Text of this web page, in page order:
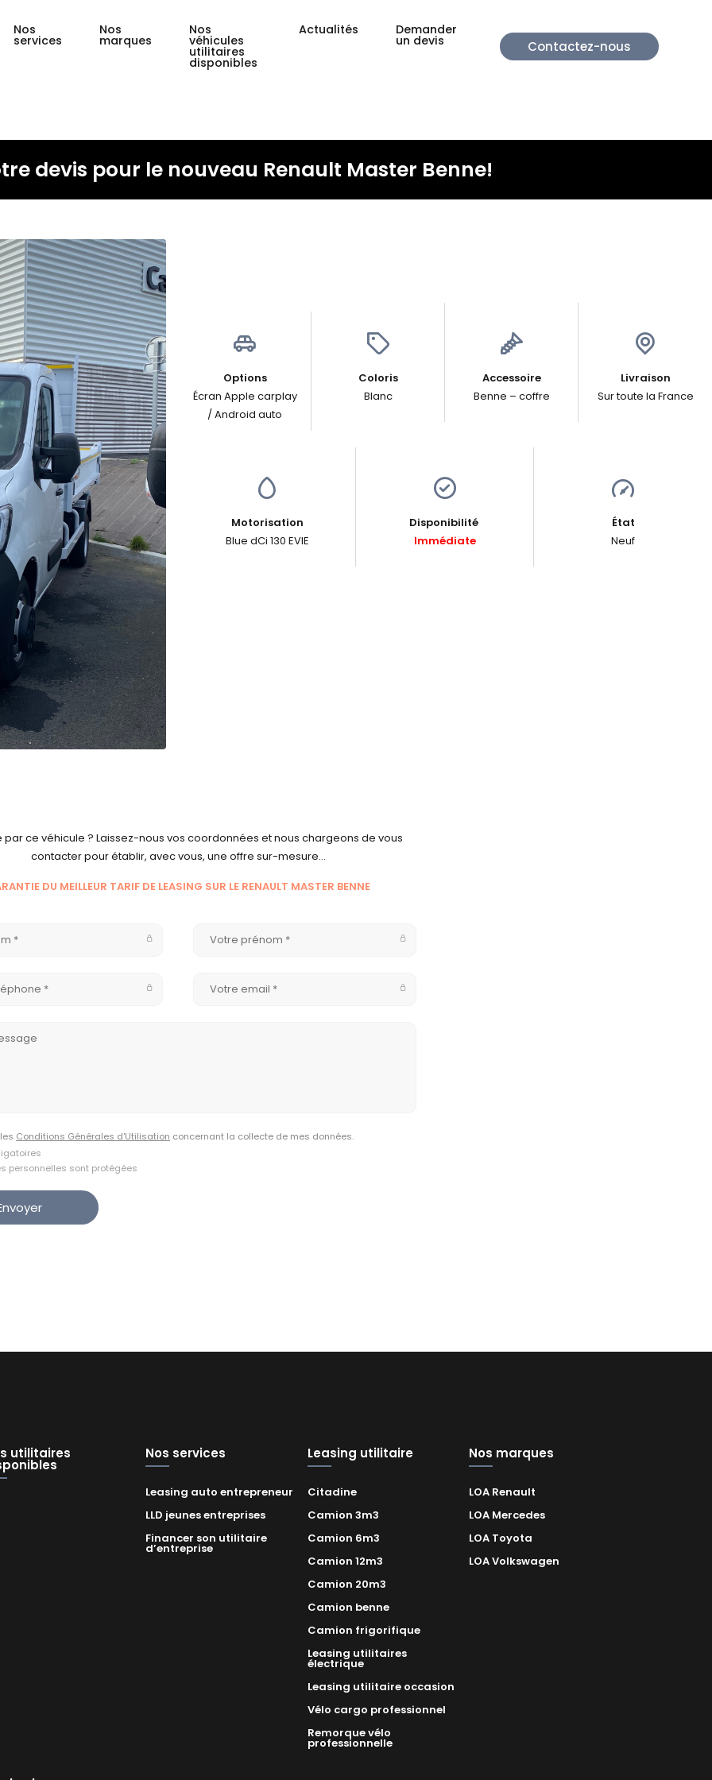
Nos
services
Nos
marques
Nos
véhicules
utilitaires
disponibles
Actualités Demander
un devis Contactez-nous
devis pour le nouveau Renault Master Benne!
Options
Écran Apple carplay
/ Android auto
Coloris
Blanc
Accessoire
Benne – coffre
Livraison
Sur toute la France
Motorisation
Blue dCi 130 EVIE
Disponibilité
Immédiate
État
Neuf
par ce véhicule ? Laissez-nous vos coordonnées et nous chargeons de vous
contacter pour établir, avec vous, une offre sur-mesure…
DU MEILLEUR TARIF DE LEASING SUR LE RENAULT MASTER BENNE
Conditions Générales d'Utilisation concernant la collecte de mes données.
personnelles sont protégées
utilitaires Nos services
Leasing auto entrepreneur
LLD jeunes entreprises
Financer son utilitaire
d’entreprise
Leasing utilitaire
Citadine
Camion 3m3
Camion 6m3
Camion 12m3
Camion 20m3
Camion benne
Camion frigorifique
Leasing utilitaires
électrique
Leasing utilitaire occasion
Vélo cargo professionnel
Remorque vélo
professionnelle
Nos marques
LOA Renault
LOA Mercedes
LOA Toyota
LOA Volkswagen